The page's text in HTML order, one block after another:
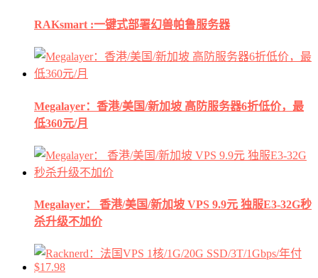
RAKsmart :一键式部署幻兽帕鲁服务器
Megalayer：香港/美国/新加坡 高防服务器6折低价，最
低360元/月
Megalayer： 香港/美国/新加坡 VPS 9.9元 独服E3-32G秒
杀升级不加价